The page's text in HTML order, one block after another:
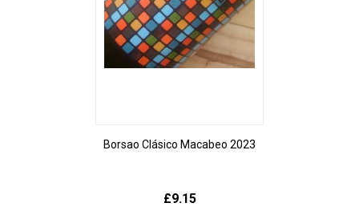
Borsao Clásico Macabeo 2023
£9.15